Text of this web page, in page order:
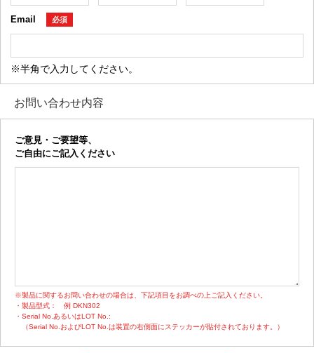
Email 必須
※半角で入力してください。
お問い合わせ内容
ご意見・ご要望等、
ご自由にご記入ください
※製品に関するお問い合わせの場合は、下記項目をお調べの上ご記入ください。
・製品型式：
例 DKN302
・Serial No.あるいはLOT No.:
（Serial No.およびLOT No.は装置の右側面にステッカーが貼付されております。）